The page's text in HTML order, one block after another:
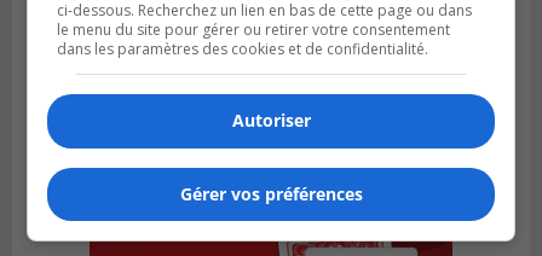
ci-dessous. Recherchez un lien en bas de cette page ou dans
le menu du site pour gérer ou retirer votre consentement
dans les paramètres des cookies et de confidentialité.
Autoriser
Gérer vos préférences